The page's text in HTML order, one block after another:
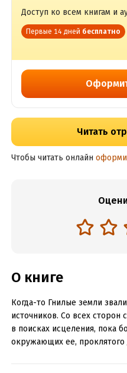
Доступ ко всем книгам и
Первые 14 дней бесплатно
Читать
Чтобы читать онлайн
О книге
Когда-то Гнилые земли
источников. Со всех сторон
в поисках исцеления, пока
окружающих ее, проклятого